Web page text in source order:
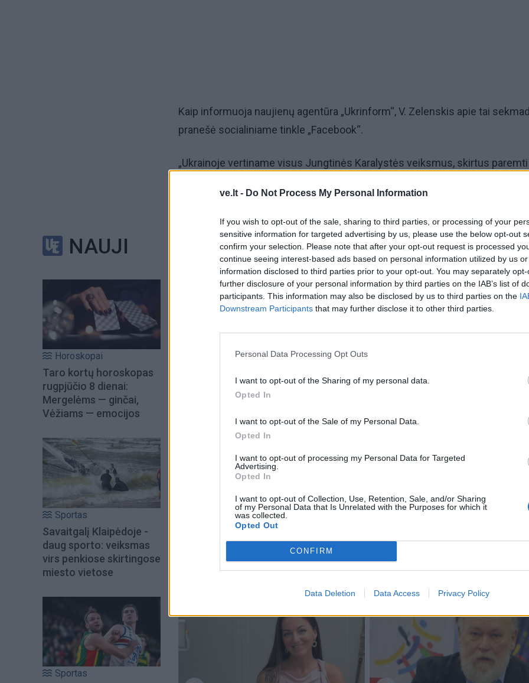
ve.lt - Do Not Process My Personal Information
If you wish to opt-out of the sale, sharing to third parties, or processing of your
sensitive information for targeted advertising by us, please use the below opt-out
confirm your selection. Please note that after your opt-out request is processed
continue seeing interest-based ads based on personal information utilized by us
information disclosed to third parties prior to your opt-out. You may separately
further disclosure of your personal information by third parties on the IAB’s list of
participants. This information may also be disclosed by us to third parties on the
Downstream Participants that may further disclose it to other third parties.
Personal Data Processing Opt Outs
I want to opt-out of the Sharing of my personal data.
Opted In
I want to opt-out of the Sale of my Personal Data.
Opted In
I want to opt-out of processing my Personal Data for Targeted
Advertising.
Opted In
I want to opt-out of Collection, Use, Retention, Sale, and/or Sharing
of my Personal Data that Is Unrelated with the Purposes for which it
was collected.
Opted Out
CONFIRM
Data Deletion Data Access Privacy Policy
NAUJI
Horoskopai
Taro kortų horoskopas
rugpjūčio 8 dienai:
Mergelėms — ginčai,
Vėžiams — emocijos
Sportas
Savaitgalį Klaipėdoje -
daug sporto: veiksmas
virs penkiose skirtingose
miesto vietose
Sportas
Kaip informuoja naujienų agentūra „Ukrinform“, V. Zelenskis apie tai
pranešė socialiniame tinkle „Facebook“.
„Ukrainoje vertiname visus Jungtinės Karalystės veiksmus, skirtus paremti
šešėliniu laivynu. Šiandien aptarėme tai su Keiru“, – sakė V. Zelenskis.
Jie taip pat skyrė daug dėmesio gynybos paramai Ukrainai, įskaitant
PURL programą.
„Ukraina yra pasirengusi kitam trišalio formato derybų etapui. Derybų
siekiant teisingos ir orios taikos taip pat buvo viena iš mūsų diskusijų temų.
Ukrainą. Svarbu, kad Europa derintų pastangas ir sukurtų bendrą oro
Kaip jau skelbė „Ukrinform“, V. Zelenskis taip pat aptarė prioritetines
gynybos sritis, įskaitant oro gynybos stiprinimą, su Suomijos ministru
Petteriu Orpo.